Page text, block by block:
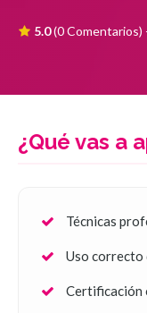
5.0(0 Comentarios)
¿Qué vas a
Técnicas
Uso correcto
Certificación